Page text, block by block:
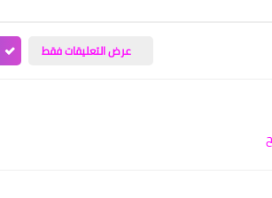
عرض التعليقات فقط